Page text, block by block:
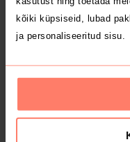
kõiki küpsiseid, lubad
ja personaliseeritud sisu.